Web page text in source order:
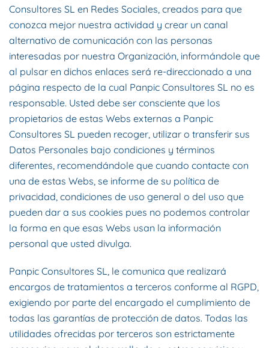
Consultores SL en Redes Sociales, creados para que
conozca mejor nuestra actividad y crear un canal
alternativo de comunicación con las personas
interesadas por nuestra Organización, informándole que
al pulsar en dichos enlaces será re-direccionado a una
página respecto de la cual Panpic Consultores SL no es
responsable. Usted debe ser consciente que los
propietarios de estas Webs externas a Panpic
Consultores SL pueden recoger, utilizar o transferir sus
Datos Personales bajo condiciones y términos
diferentes, recomendándole que cuando contacte con
una de estas Webs, se informe de su política de
privacidad, condiciones de uso general o del uso que
pueden dar a sus cookies pues no podemos controlar
la forma en que esas Webs usan la información
personal que usted divulga.
Panpic Consultores SL, le comunica que realizará
encargos de tratamientos a terceros conforme al RGPD,
exigiendo por parte del encargado el cumplimiento de
todas las garantías de protección de datos. Todas las
utilidades ofrecidas por terceros son estrictamente